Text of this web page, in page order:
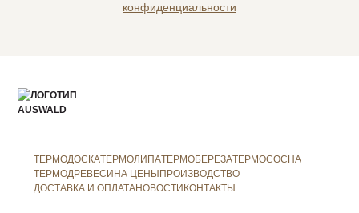
конфиденциальности
ТЕРМОДОСКАТЕРМОЛИПАТЕРМОБЕРЕЗАТЕРМОСОСНА
ТЕРМОДРЕВЕСИНА ЦЕНЫ ПРОИЗВОДСТВО
ДОСТАВКА И ОПЛАТАНОВОСТИ КОНТАКТЫ